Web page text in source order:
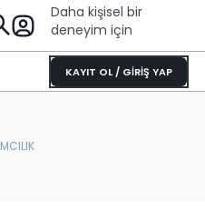
Daha kişisel bir
deneyim için
KAYIT OL / GİRİŞ YAP